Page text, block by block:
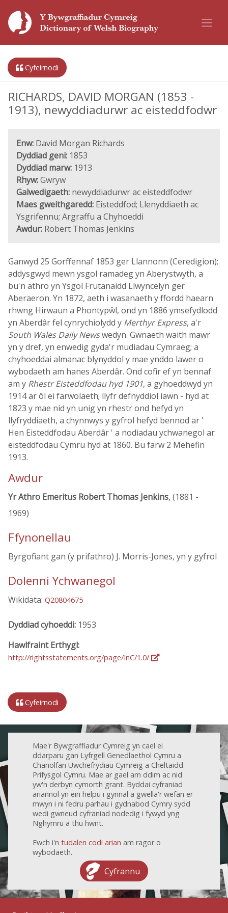
Cyfeirnodi
RICHARDS, DAVID MORGAN (1853 -
1913), newyddiadurwr ac eisteddfodwr
Enw: David Morgan Richards
Dyddiad geni: 1853
Dyddiad marw: 1913
Rhyw:Gwryw
Galwedigaeth: newyddiadurwr ac eisteddfodwr
Maes gweithgaredd: Eisteddfod; Llenyddiaeth ac
Ysgrifennu; Argraffu a Chyhoeddi
Awdur: Robert Thomas Jenkins
Ganwyd 25 Gorffennaf 1853 ger Llannonn (Ceredigion);
addysgwyd mewn ysgol ramadeg yn Aberystwyth, a
bu'n athro yn Ysgol Frutanaidd Llwyncelyn ger
Aberaeron. Yn 1872, aeth i wasanaeth y ffordd haearn
rhwng Hirwaun a Phontypŵl, ond yn 1886 ymsefydlodd
yn Aberdâr fel cynrychiolydd y Merthyr Express, a'r
South Wales Daily Newswedyn. Gwnaeth waith mawr
yn y dref, yn enwedig gyda'r mudiadau Cymraeg; a
chyhoeddai almanac blynyddol y mae ynddo lawer o
wybodaeth am hanes Aberdâr. Ond cofir ef yn bennaf
am y Rhestr Eisteddfodau hyd 1901, a gyhoeddwyd yn
1914 ar ôl ei farwolaeth; llyfr defnyddiol iawn - hyd at
1823 y mae nid yn unig yn rhestr ond hefyd yn
llyfryddiaeth, a chynnwys y gyfrol hefyd bennod ar '
Hen Eisteddfodau Aberdâr ' a nodiadau ychwanegol ar
eisteddfodau Cymru hyd at 1860. Bu farw 2 Mehefin
1913.
Awdur
Yr Athro Emeritus Robert Thomas Jenkins, (1881 -
1969)
Ffynonellau
Byrgofiant gan (y prifathro) J. Morris-Jones, yn y gyfrol
Dolenni Ychwanegol
Wikidata: Q20804675
Dyddiad cyhoeddi: 1953
Hawlfraint Erthygl:
http://rightsstatements.org/page/InC/1.0/
Cyfeirnodi
Mae'r Bywgraffiadur Cymreig yn cael ei
ddarparu gan Lyfrgell Genedlaethol Cymru a
Chanolfan Uwchefrydiau Cymreig a Cheltaidd
Prifysgol Cymru. Mae ar gael am ddim ac nid
yw'n derbyn cymorth grant. Byddai cyfraniad
ariannol yn ein helpu i gynnal a gwella'r wefan er
mwyn i ni fedru parhau i gydnabod Cymry sydd
wedi gwneud cyfraniad nodedig i fywyd yng
Nghymru a thu hwnt.
Ewch i'n tudalen codi arian am ragor o
wybodaeth.
Cyfrannu